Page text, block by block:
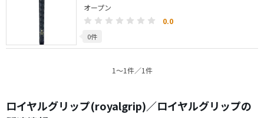
オープン
0.0
0件
1〜1件／1件
ロイヤルグリップ(royalgrip)／ロイヤルグリップの